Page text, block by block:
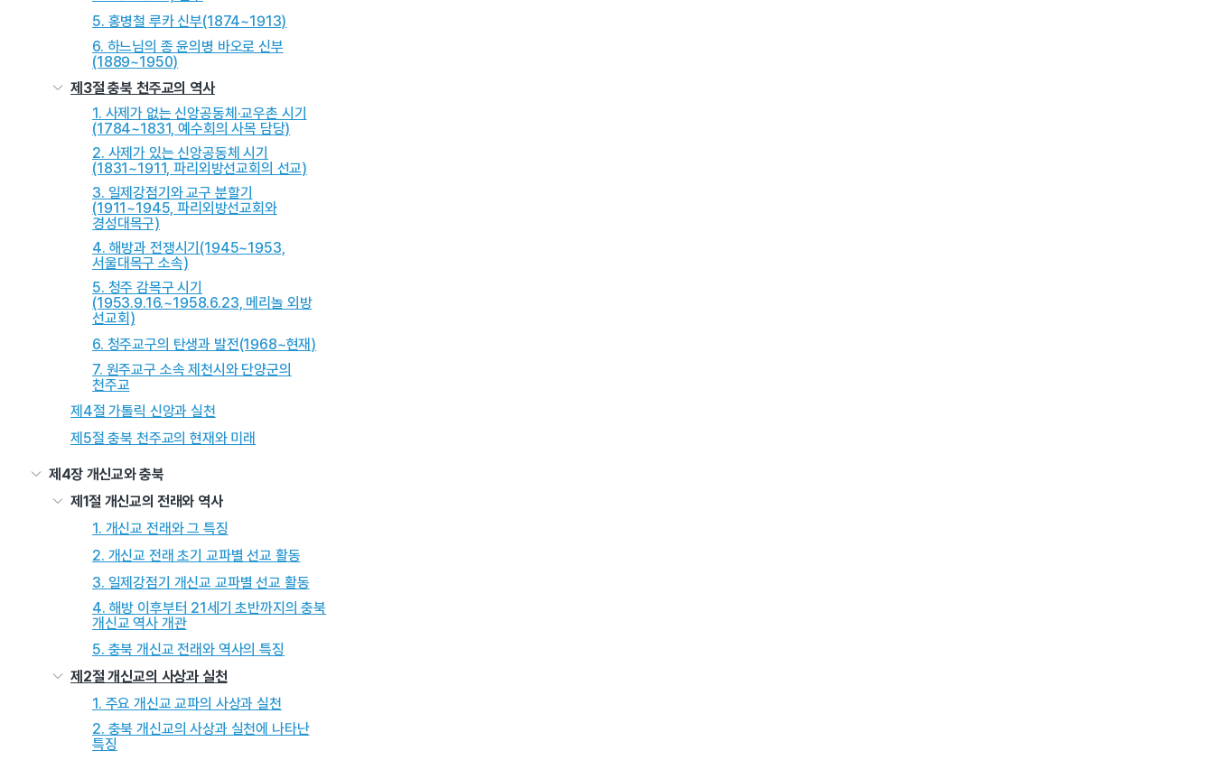
5. 홍병철 루카 신부(1874~1913)
6. 하느님의 종 윤의병 바오로 신부
(1889~1950)
제3절 충북 천주교의 역사
1. 사제가 없는 신앙공동체·교우촌 시기
(1784~1831, 예수회의 사목 담당)
2. 사제가 있는 신앙공동체 시기
(1831~1911, 파리외방선교회의 선교)
3. 일제강점기와 교구 분할기
(1911~1945, 파리외방선교회와
경성대목구)
4. 해방과 전쟁시기(1945~1953,
서울대목구 소속)
5. 청주 감목구 시기
(1953.9.16.~1958.6.23, 메리놀 외방
선교회)
6. 청주교구의 탄생과 발전(1968~현재)
7. 원주교구 소속 제천시와 단양군의
천주교
제4절 가톨릭 신앙과 실천
제5절 충북 천주교의 현재와 미래
제4장 개신교와 충북
제1절 개신교의 전래와 역사
1. 개신교 전래와 그 특징
2. 개신교 전래 초기 교파별 선교 활동
3. 일제강점기 개신교 교파별 선교 활동
4. 해방 이후부터 21세기 초반까지의 충북
개신교 역사 개관
5. 충북 개신교 전래와 역사의 특징
제2절 개신교의 사상과 실천
1. 주요 개신교 교파의 사상과 실천
2. 충북 개신교의 사상과 실천에 나타난
특징